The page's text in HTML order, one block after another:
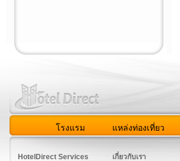
โรงแรม แหล่งท่องเที่ยว
HotelDirect Services
เกี่ยวกับเรา